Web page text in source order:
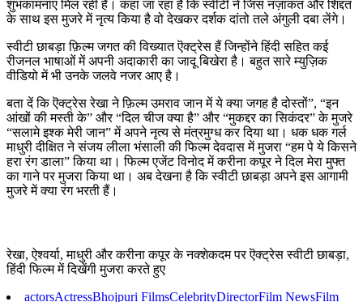
शुभकामनाएं मिल रही हैं। कहा जा रहा है कि स्वीटी ने जिस नज़ाकत और शिद्दत
के साथ इस मुजरे में नृत्य किया है वो देखकर दर्शक दांतो तले अंगुली दबा लेंगे।
स्वीटी छाबड़ा फ़िल्म जगत की विख्यात ऎक्ट्रेस हैं जिन्होंने हिंदी सहित कई
रीजनल भाषाओं में अपनी अदाकारी का जादू बिखेरा है। बहुत सारे म्युज़िक
वीडियो में भी उनके जलवे नजर आए है।
बता दें कि ऎक्ट्रेस रेखा ने फ़िल्म उमराव जान में ये क्या जगह है दोस्तों”, “इन
आंखों की मस्ती के” और “दिल चीज क्या है” और “मुकद्दर का सिकंदर” के मुजरे
“सलामे इश्क मेरी जान” में अपने नृत्य से मंत्रमुग्ध कर दिया था। धक धक गर्ल
माधुरी दीक्षित ने संजय लीला भंसाली की फिल्म देवदास में मुजरा “हम पे ये किसने
हरा रंग डाला” किया था। फिल्म एजेंट विनोद में करीना कपूर ने दिल मेरा मुफ्त
का गाने पर मुजरा किया था। अब देखना है कि स्वीटी छाबड़ा अपने इस आगामी
मुजरे में क्या रंग भरती हैं।
रेखा, ऐश्वर्या, माधुरी और करीना कपूर के नक्शेकदम पर ऎक्ट्रेस स्वीटी छाबड़ा,
हिंदी फिल्म में दिखेंगी मुजरा करते हुए
actorsActressBhojpuri FilmsCelebrityDirectorFilm NewsFilm